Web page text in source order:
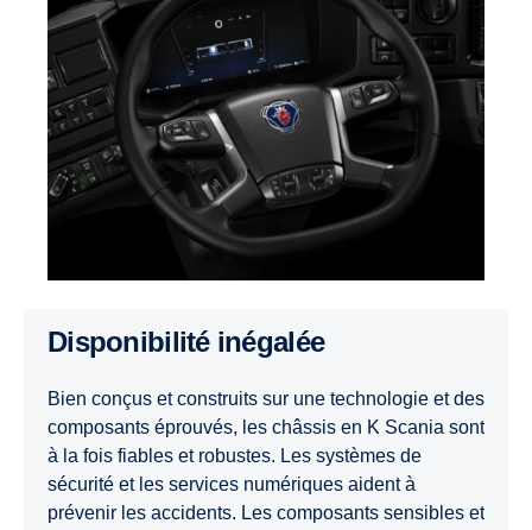
Disponibilité inégalée
Bien conçus et construits sur une technologie et des
composants éprouvés, les châssis en K Scania sont
à la fois fiables et robustes. Les systèmes de
sécurité et les services numériques aident à
prévenir les accidents. Les composants sensibles et